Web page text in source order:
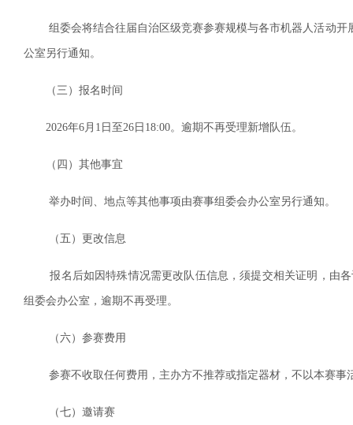
组委会将结合往届自治区级竞赛参赛规模与各市机器人活动开
公室另行通知。
（三）报名时间
2026年6月1日至26日18:00。逾期不再受理新增队伍。
（四）其他事宜
举办时间、地点等其他事项由赛事组委会办公室另行通知。
（五）更改信息
报名后如因特殊情况需更改队伍信息，须提交相关证明，由各
组委会办公室，逾期不再受理。
（六）参赛费用
参赛不收取任何费用，主办方不推荐或指定器材，不以本赛事
（七）邀请赛